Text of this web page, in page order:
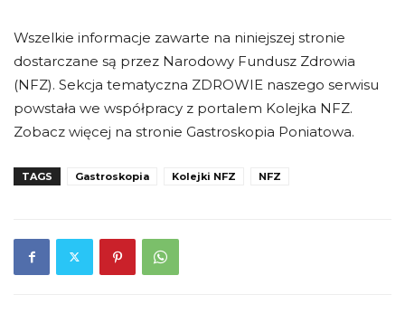
Wszelkie informacje zawarte na niniejszej stronie
dostarczane są przez Narodowy Fundusz Zdrowia
(NFZ). Sekcja tematyczna ZDROWIE naszego serwisu
powstała we współpracy z portalem Kolejka NFZ.
Zobacz więcej na stronie Gastroskopia Poniatowa.
TAGS Gastroskopia Kolejki NFZ NFZ